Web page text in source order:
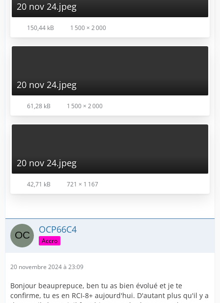
20 nov 24.jpeg
150,44 kB 1 500 × 2 000
20 nov 24.jpeg
61,28 kB 1 500 × 2 000
20 nov 24.jpeg
42,71 kB 721 × 1 167
OCP66C4
Accro
20 novembre 2024 à 23:09
Bonjour beauprepuce, ben tu as bien évolué et je te
confirme, tu es en RCI-8+ aujourd'hui. D'autant plus qu'il y a